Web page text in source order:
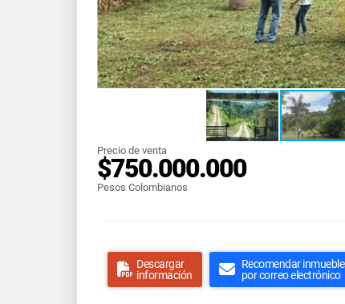
Precio de venta
$750.000.000
Pesos Colombianos
Descargar
información
Recomendar inmueble
por correo electrónico